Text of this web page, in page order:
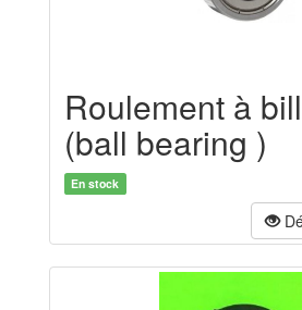
Roulement à
(ball bearing )
En stock